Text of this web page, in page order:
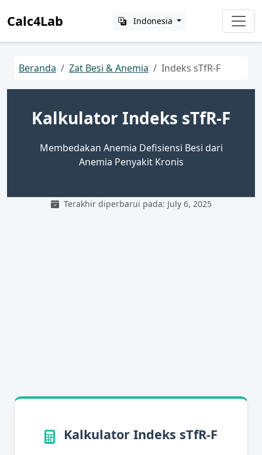
Calc4Lab Indonesia
Beranda Zat Besi & Anemia Indeks sTfR-F
Kalkulator Indeks sTfR‑F
Membedakan Anemia Defisiensi Besi dari
Anemia Penyakit Kronis
Terakhir diperbarui pada: July 6, 2025
Kalkulator Indeks sTfR‑F